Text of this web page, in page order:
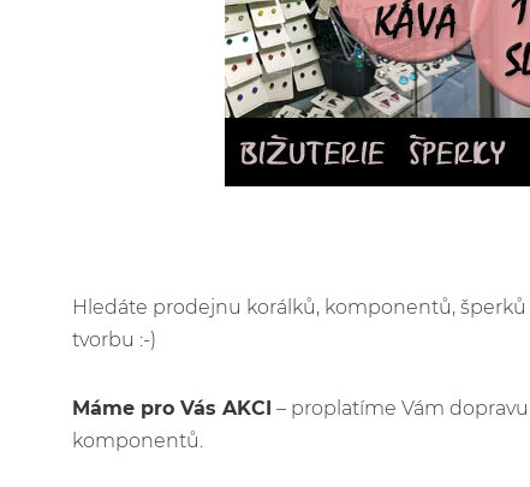
Hledáte prodejnu korálků, komponentů, šperků
tvorbu :-)
Máme pro Vás AKCI – proplatíme Vám
komponentů.